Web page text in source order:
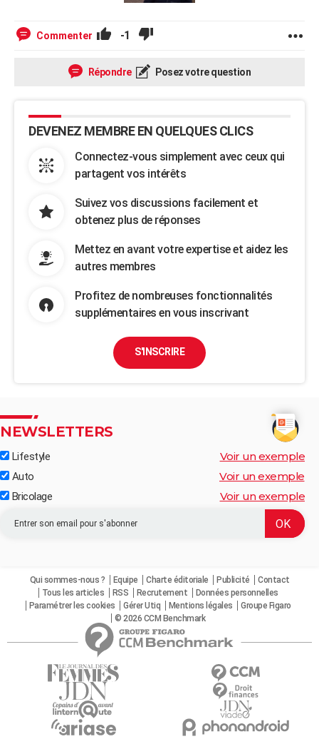
Commenter -1
Répondre Posez votre question
DEVENEZ MEMBRE EN QUELQUES CLICS
Connectez-vous simplement avec ceux qui
partagent vos intérêts
Suivez vos discussions facilement et
obtenez plus de réponses
Mettez en avant votre expertise et aidez les
autres membres
Profitez de nombreuses fonctionnalités
supplémentaires en vous inscrivant
S'INSCRIRE
NEWSLETTERS
Lifestyle Voir un exemple
Auto Voir un exemple
Bricolage Voir un exemple
Qui sommes-nous ? Equipe Charte éditoriale Publicité
Contact
Tous les articles
RSS Recrutement
Données personnelles
Paramétrer les cookies
Gérer Utiq Mentions légales
Groupe Figaro
© 2026 CCM Benchmark